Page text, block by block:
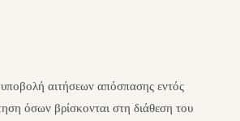
αιτήσεων απόσπασης εντός
όσων βρίσκονται στη διάθεση του